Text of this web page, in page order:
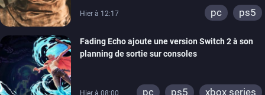
Hier à 12:17 pc ps5
Fading Echo ajoute une version Switch 2 à son
planning de sortie sur consoles
pc ps5 xbox series